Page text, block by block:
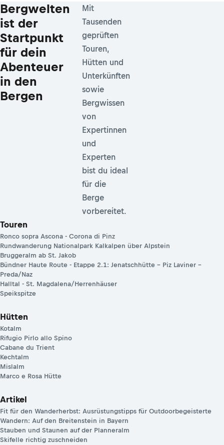
Bergwelten
ist der
Startpunkt
für dein
Abenteuer
in den
Bergen
Mit
Tausenden
geprüften
Touren,
Hütten und
Unterkünften
sowie
Bergwissen
von
Expertinnen
und
Experten
bist du ideal
für die
Berge
vorbereitet.
Touren
Ronco sopra Ascona - Corona di Pinz
Rundwanderung Nationalpark Kalkalpen über Alpstein
Bruggeralm ab St. Jakob
Bündner Haute Route - Etappe 2.1: Jenatschhütte – Piz Laviner –
Preda/Naz
Halltal - St. Magdalena/Herrenhäuser
Speikspitze
Hütten
Kotalm
Rifugio Pirlo allo Spino
Cabane du Trient
Kechtalm
Mislalm
Marco e Rosa Hütte
Artikel
Fit für den Wanderherbst: Ausrüstungstipps für Outdoorbegeisterte
Wandern: Auf den Breitenstein in Bayern
Stauben und Staunen auf der Planneralm
Skifelle richtig zuschneiden